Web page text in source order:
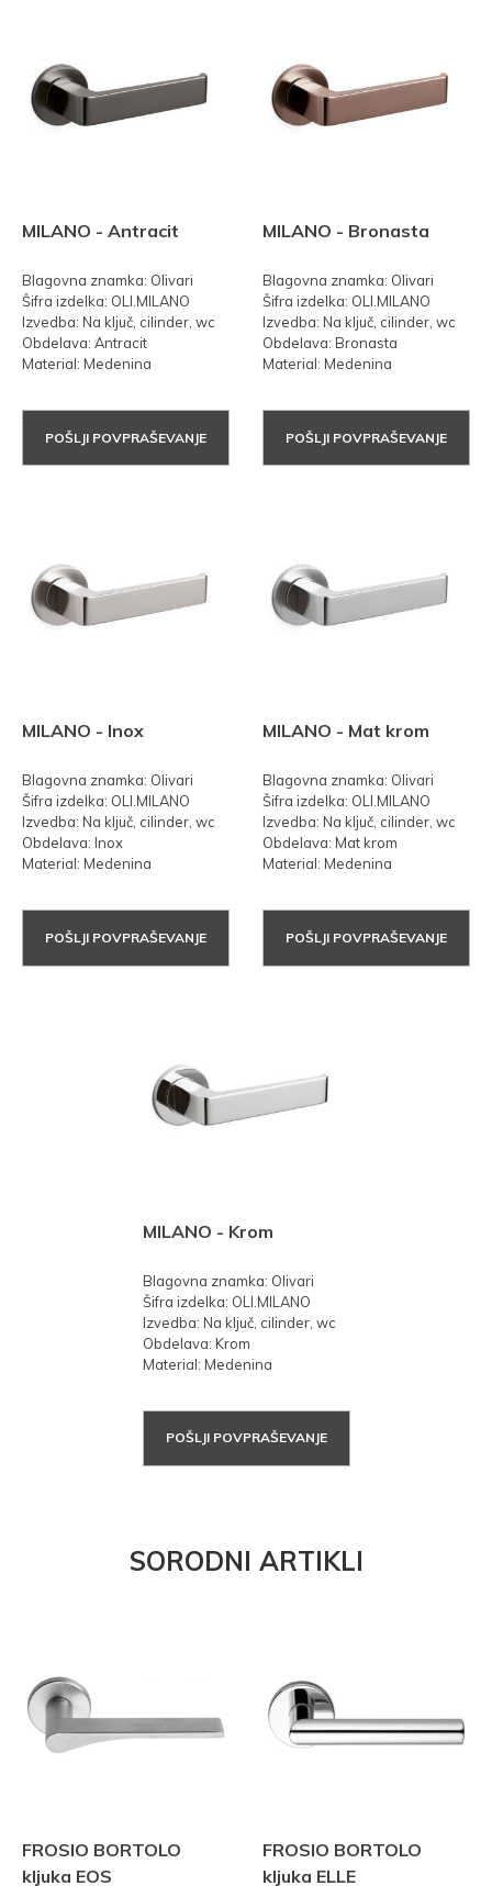
MILANO - Antracit
Blagovna znamka: Olivari
Šifra izdelka: OLI.MILANO
Izvedba: Na ključ, cilinder, wc
Obdelava: Antracit
Material: Medenina
POŠLJI POVPRAŠEVANJE
MILANO - Bronasta
Blagovna znamka: Olivari
Šifra izdelka: OLI.MILANO
Izvedba: Na ključ, cilinder, wc
Obdelava: Bronasta
Material: Medenina
POŠLJI POVPRAŠEVANJE
MILANO - Inox
Blagovna znamka: Olivari
Šifra izdelka: OLI.MILANO
Izvedba: Na ključ, cilinder, wc
Obdelava: Inox
Material: Medenina
POŠLJI POVPRAŠEVANJE
MILANO - Mat krom
Blagovna znamka: Olivari
Šifra izdelka: OLI.MILANO
Izvedba: Na ključ, cilinder, wc
Obdelava: Mat krom
Material: Medenina
POŠLJI POVPRAŠEVANJE
MILANO - Krom
Blagovna znamka: Olivari
Šifra izdelka: OLI.MILANO
Izvedba: Na ključ, cilinder, wc
Obdelava: Krom
Material: Medenina
POŠLJI POVPRAŠEVANJE
SORODNI ARTIKLI
FROSIO BORTOLO
kljuka EOS
FROSIO BORTOLO
kljuka ELLE